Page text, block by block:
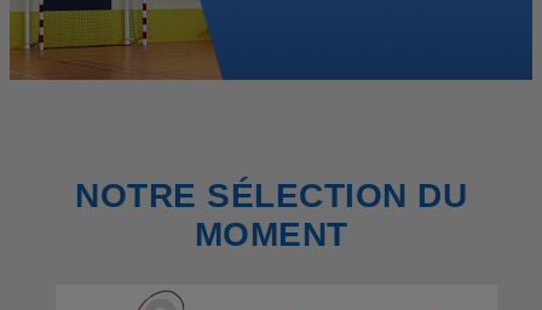
NOTRE SÉLECTION DU
MOMENT